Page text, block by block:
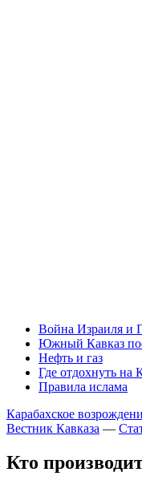
Война Израиля и
Южный Кавказ
Нефть и газ
Где отдохнуть на
Правила ислама
Карабахское
Вестник Кавказа —
Кто